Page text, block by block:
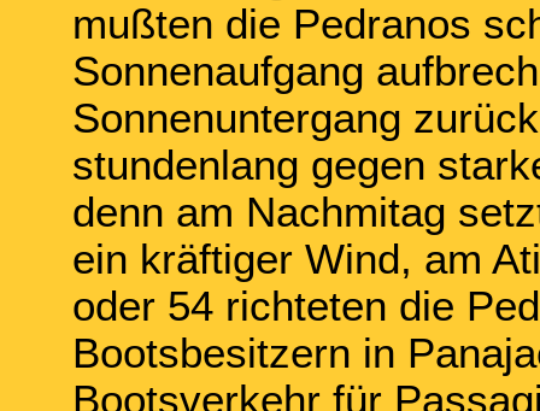
mußten die Pedranos
Sonnenaufgang
Sonnenuntergang
stundenlang gegen
denn am Nachmitag
ein kräftiger Wind, am
oder 54 richteten die
Bootsbesitzern in
Bootsverkehr für